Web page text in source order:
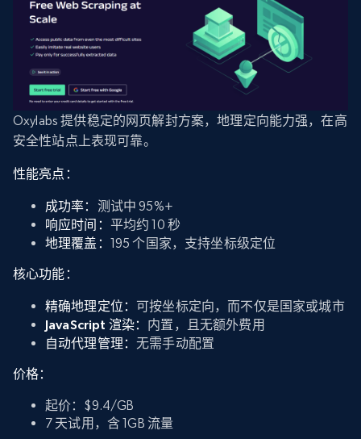
Oxylabs 提供稳定的网页解封方案，地理定向能力强，在高
安全性站点上表现可靠。
性能亮点：
成功率： 测试中 95%+
响应时间： 平均约 10 秒
地理覆盖： 195 个国家，支持坐标级定位
核心功能：
精确地理定位： 可按坐标定向，而不仅是国家或城市
JavaScript 渲染： 内置，且无额外费用
自动代理管理：无需手动配置
价格：
起价：$9.4/GB
7 天试用，含 1GB 流量